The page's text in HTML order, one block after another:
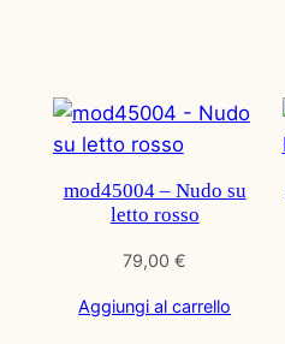
mod45004 – Nudo su
letto rosso
79,00€
Aggiungi al carrello